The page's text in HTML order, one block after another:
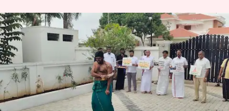
தி.மு.க.,வை தோலுரித்து
காட்டப்போகிறோம்: 7
முறை தன்னைத்தானே
சாட்டையால் அடித்து
போராட்டம் நடத்திய
அண்ணாமலை